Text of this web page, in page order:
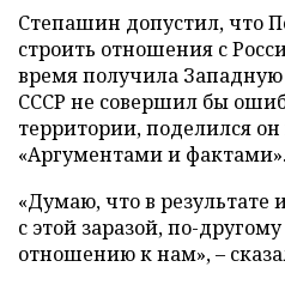
Степашин допустил, что
строить отношения с
время получила
СССР не совершил бы
территории, поделился он
«Аргументами и фактами».
«Думаю, что в
с этой заразой, по-
отношению к нам», –